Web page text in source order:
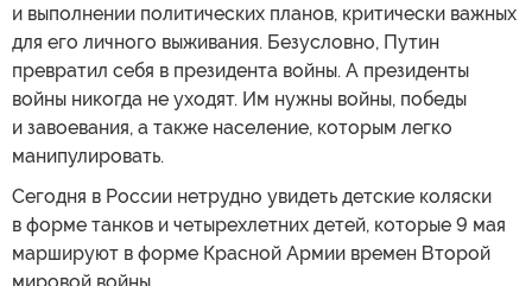
и выполнении политических планов, критически важных
для его личного выживания. Безусловно, Путин
превратил себя в президента войны. А президенты
войны никогда не уходят. Им нужны войны, победы
и завоевания, а также население, которым легко
манипулировать.
Сегодня в России нетрудно увидеть детские коляски
в форме танков и четырехлетних детей, которые 9 мая
маршируют в форме Красной Армии времен Второй
мировой войны.